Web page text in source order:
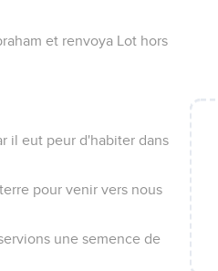
et renvoya Lot hors
il eut peur d'habiter dans
pour venir vers nous
une semence de